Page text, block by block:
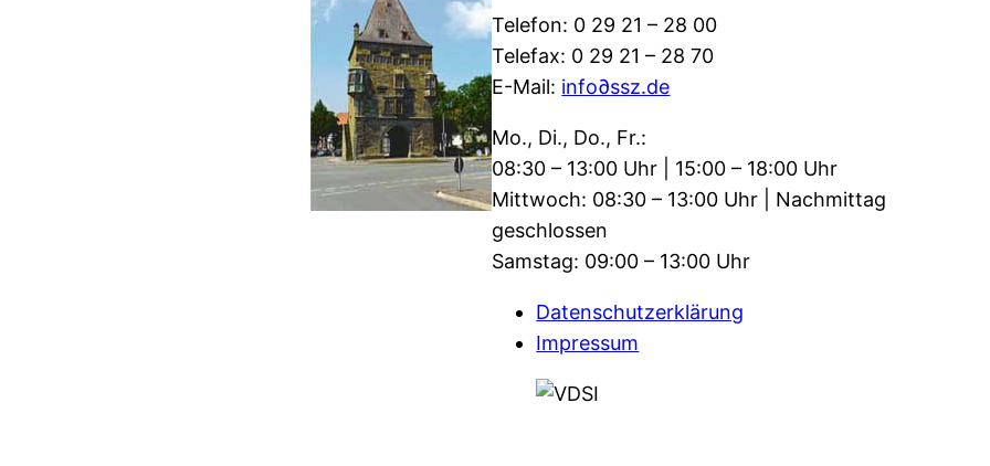
Telefon: 0 29 21 – 28 00
Telefax: 0 29 21 – 28 70
E-Mail: info∂ssz.de
Mo., Di., Do., Fr.:
08:30 – 13:00 Uhr | 15:00 – 18:00 Uhr
Mittwoch: 08:30 – 13:00 Uhr | Nachmittag
geschlossen
Samstag: 09:00 – 13:00 Uhr
Datenschutzerklärung
Impressum